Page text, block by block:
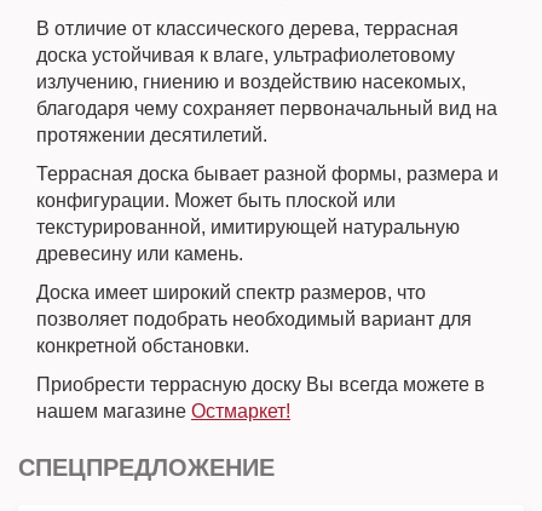
В отличие от классического дерева, террасная
доска устойчивая к влаге, ультрафиолетовому
излучению, гниению и воздействию насекомых,
благодаря чему сохраняет первоначальный вид на
протяжении десятилетий.
Террасная доска бывает разной формы, размера и
конфигурации. Может быть плоской или
текстурированной, имитирующей натуральную
древесину или камень.
Доска имеет широкий спектр размеров, что
позволяет подобрать необходимый вариант для
конкретной обстановки.
Приобрести террасную доску Вы всегда можете в
нашем магазине Остмаркет!
СПЕЦПРЕДЛОЖЕНИЕ